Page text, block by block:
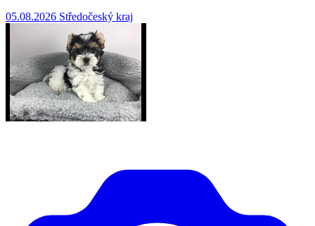
05.08.2026 Středočeský kraj